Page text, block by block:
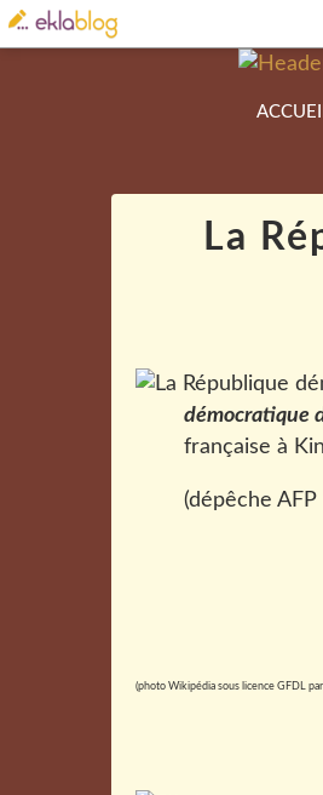
La
démocratique
française à
(dépêche
(photo Wikipédia sous licence GFDL